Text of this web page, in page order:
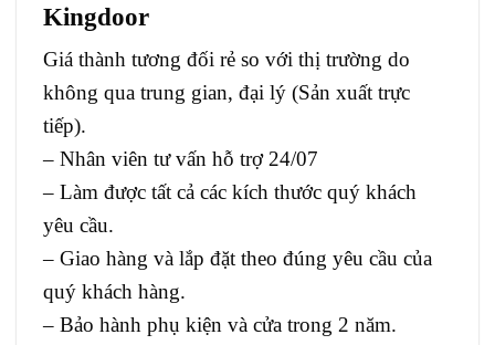
Kingdoor
Giá thành tương đối rẻ so với thị trường do
không qua trung gian, đại lý (Sản xuất trực
tiếp).
– Nhân viên tư vấn hỗ trợ 24/07
– Làm được tất cả các kích thước quý khách
yêu cầu.
– Giao hàng và lắp đặt theo đúng yêu cầu của
quý khách hàng.
– Bảo hành phụ kiện và cửa trong 2 năm.